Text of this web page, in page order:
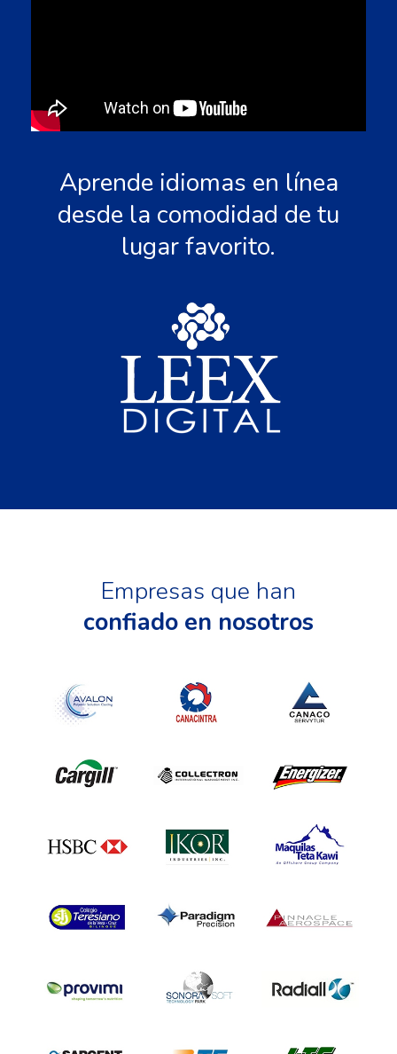
Aprende idiomas en línea
desde la comodidad de tu
lugar favorito.
Empresas que han
confiado en nosotros